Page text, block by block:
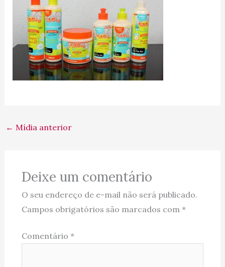
← Mídia anterior
Deixe um comentário
O seu endereço de e-mail não será publicado.
Campos obrigatórios são marcados com *
Comentário *